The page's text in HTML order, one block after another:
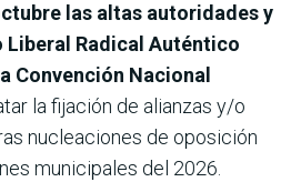
las altas autoridades y
Radical Auténtico
Convención Nacional
la fijación de alianzas y/o
nucleaciones de oposición
municipales del 2026.